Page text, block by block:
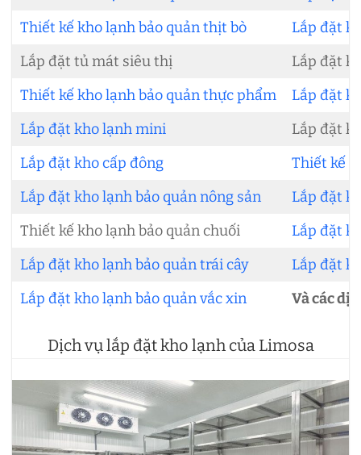
Thiết kế kho lạnh bảo quản thịt bò
Lắp đặt
Lắp đặt tủ mát siêu thị
Lắp đặt
Thiết kế kho lạnh bảo quản thực phẩm
Lắp đặt
Lắp đặt kho lạnh mini
Lắp đặt
Lắp đặt kho cấp đông
Thiết kế
Lắp đặt kho lạnh bảo quản nông sản
Lắp đặt
Thiết kế kho lạnh bảo quản chuối
Lắp đặt
Lắp đặt kho lạnh bảo quản trái cây
Lắp đặt
Lắp đặt kho lạnh bảo quản vắc xin
Và các
Dịch vụ lắp đặt kho lạnh của Limosa